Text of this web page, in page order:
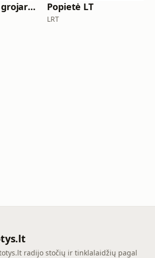
Mano vasaros grojaraštis Popietė LT
LRT
radijo stočių ir tinklalaidžių pagal